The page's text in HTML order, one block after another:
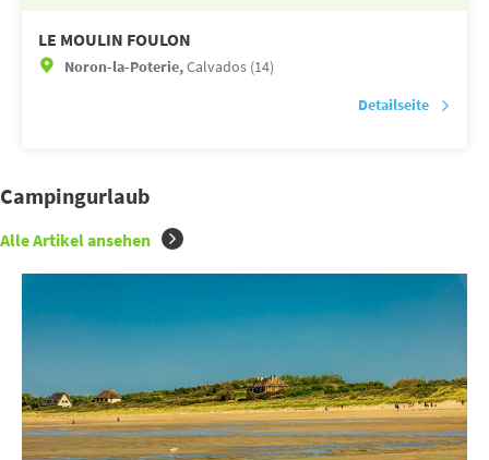
LE MOULIN FOULON
Noron-la-Poterie,Calvados (14)
Detailseite
Campingurlaub
Alle Artikel ansehen